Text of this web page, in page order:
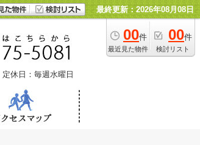
最終更新：2026年08月08日
00件
最近見た物件
00件
検討リスト
定休日：毎週水曜日